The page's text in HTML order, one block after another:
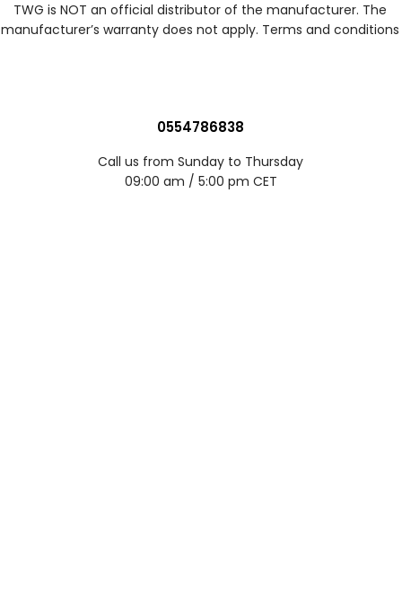
TWG is NOT an official distributor of the manufacturer. The
manufacturer’s warranty does not apply. Terms and conditions
0554786838
Call us from Sunday to Thursday
09:00 am / 5:00 pm CET